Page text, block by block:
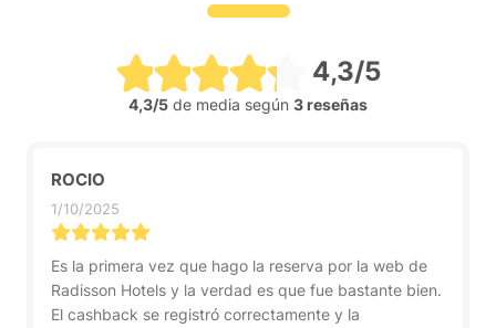
4,3/5
4,3/5 de media según 3 reseñas
ROCIO
1/10/2025
Es la primera vez que hago la reserva por la web de
Radisson Hotels y la verdad es que fue bastante bien.
El cashback se registró correctamente y la